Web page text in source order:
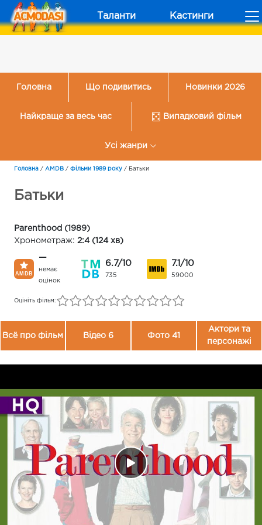
Таланти Кастинги
Головна Що подивитись Новинки 2026
Найкраще за весь час Випадковий фільм
Усі жанри
Головна / AMDB / Фільми 1989 року / Батьки
Батьки
Parenthood (1989)
Хронометраж: 2:4 (124 хв)
—
немає
оцінок
6.7/10
735
7.1/10
59000
Оцініть фільм:
Всё про фільм Відео 6 Фото 41
Актори та
персонажі